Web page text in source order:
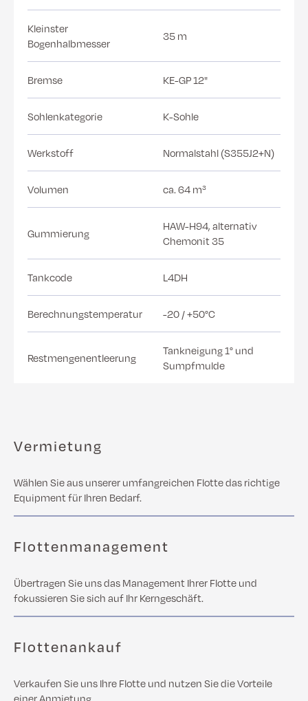
Kleinster
Bogenhalbmesser
35 m
Bremse KE-GP 12"
Sohlenkategorie K-Sohle
Werkstoff Normalstahl (S355J2+N)
Volumen ca. 64 m³
Gummierung
HAW-H94, alternativ
Chemonit 35
Tankcode L4DH
Berechnungstemperatur -20 / +50°C
Restmengenentleerung
Tankneigung 1° und
Sumpfmulde
Vermietung
Wählen Sie aus unserer umfangreichen Flotte das richtige
Equipment für Ihren Bedarf.
Flottenmanagement
Übertragen Sie uns das Management Ihrer Flotte und
fokussieren Sie sich auf Ihr Kerngeschäft.
Flottenankauf
Verkaufen Sie uns Ihre Flotte und nutzen Sie die Vorteile